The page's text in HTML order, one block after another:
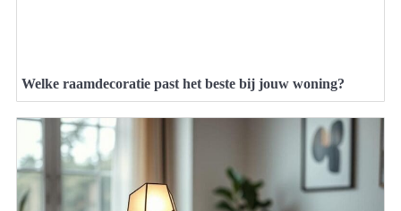
Welke raamdecoratie past het beste bij jouw woning?